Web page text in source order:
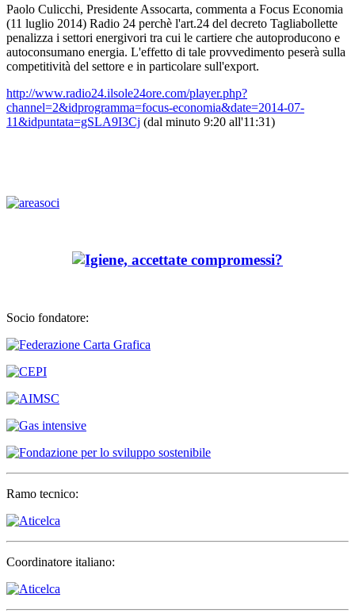
Paolo Culicchi, Presidente Assocarta, commenta a Focus Economia
(11 luglio 2014) Radio 24 perchè l'art.24 del decreto Tagliabollette
penalizza i settori energivori tra cui le cartiere che autoproducono e
autoconsumano energia. L'effetto di tale provvedimento peserà sulla
competitività del settore e in particolare sull'export.
http://www.radio24.ilsole24ore.com/player.php?
channel=2&idprogramma=focus-economia&date=2014-07-
11&idpuntata=gSLA9I3Cj (dal minuto 9:20 all'11:31)
Socio fondatore:
Ramo tecnico:
Coordinatore italiano: